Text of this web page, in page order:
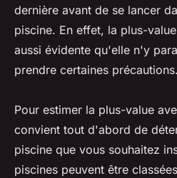
dernière avant de se lancer
piscine. En effet, la plus-
aussi évidente qu'elle n'y
prendre certaines précautions.
Pour estimer la plus-value
convient tout d'abord de
piscine que vous souhaitez
piscines peuvent être